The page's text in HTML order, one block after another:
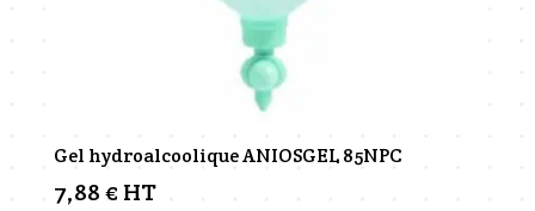
Gel hydroalcoolique ANIOSGEL 85NPC
7,88€ HT